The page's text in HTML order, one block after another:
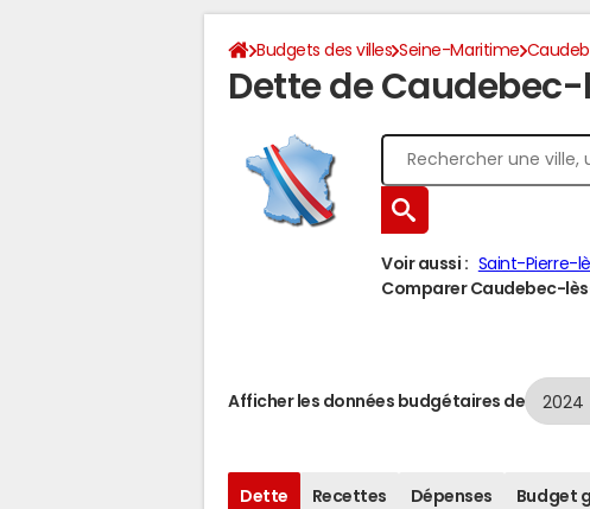
Budgets des villes Seine-Maritime
Dette de
Voir aussi : Saint-Pierre-
Comparer Caudebec-
Afficher les données budgétaires de
Dette Recettes Dépenses Budget